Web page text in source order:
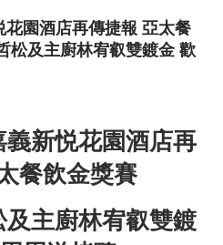
花園酒店再傳捷報 亞太餐
松及主廚林宥叡雙鍍金 歡
新悦花園酒店再
餐飲金獎賽
主廚林宥叡雙鍍